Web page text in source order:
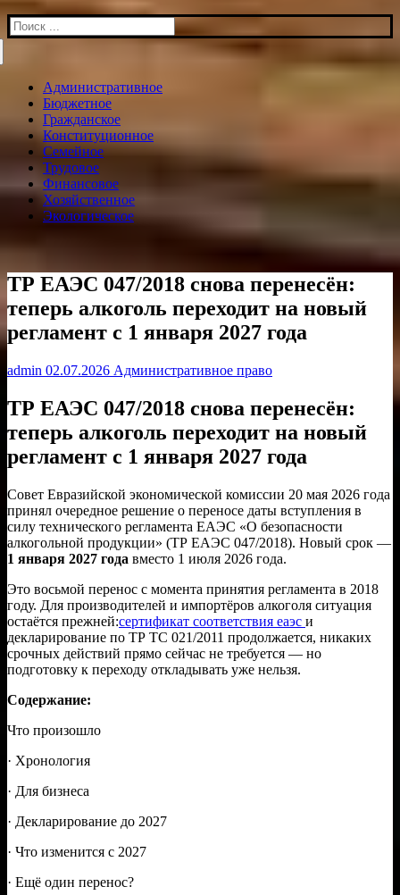
Искать:
Административное
Бюджетное
Гражданское
Конституционное
Семейное
Трудовое
Финансовое
Хозяйственное
Экологическое
ТР ЕАЭС 047/2018 снова перенесён:
теперь алкоголь переходит на новый
регламент с 1 января 2027 года
admin 02.07.2026 Административное право
ТР ЕАЭС 047/2018 снова перенесён:
теперь алкоголь переходит на новый
регламент с 1 января 2027 года
Совет Евразийской экономической комиссии 20 мая 2026 года
принял очередное решение о переносе даты вступления в
силу технического регламента ЕАЭС «О безопасности
алкогольной продукции» (ТР ЕАЭС 047/2018). Новый срок —
1 января 2027 года вместо 1 июля 2026 года.
Это восьмой перенос с момента принятия регламента в 2018
году. Для производителей и импортёров алкоголя ситуация
остаётся прежней:сертификат соответствия еаэс и
декларирование по ТР ТС 021/2011 продолжается, никаких
срочных действий прямо сейчас не требуется — но
подготовку к переходу откладывать уже нельзя.
Содержание:
Что произошло
· Хронология
· Для бизнеса
· Декларирование до 2027
· Что изменится с 2027
· Ещё один перенос?